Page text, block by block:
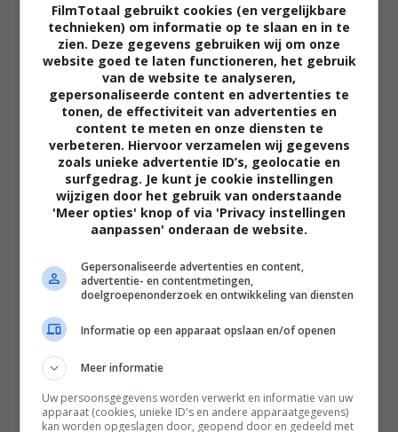
The Uprising
FilmTotaal gebruikt cookies (en vergelijkbare
technieken) om informatie op te slaan en in te
zien. Deze gegevens gebruiken wij om onze
website goed te laten functioneren, het gebruik
van de website te analyseren,
gepersonaliseerde content en advertenties te
tonen, de effectiviteit van advertenties en
content te meten en onze diensten te
verbeteren. Hiervoor verzamelen wij gegevens
zoals unieke advertentie ID’s, geolocatie en
surfgedrag. Je kunt je cookie instellingen
wijzigen door het gebruik van onderstaande
'Meer opties' knop of via 'Privacy instellingen
aanpassen' onderaan de website.
Gepersonaliseerde advertenties en content,
advertentie- en contentmetingen,
doelgroepenonderzoek en ontwikkeling van diensten
Informatie op een apparaat opslaan en/of openen
Meer informatie
Uw persoonsgegevens worden verwerkt en informatie van uw
apparaat (cookies, unieke ID's en andere apparaatgegevens)
kan worden opgeslagen door, geopend door en gedeeld met